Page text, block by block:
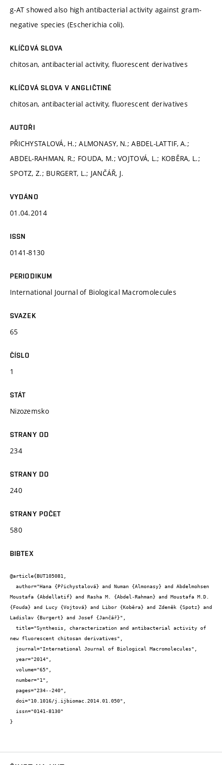
g-AT showed also high antibacterial activity against gram-
negative species (Escherichia coli).
KLÍČOVÁ SLOVA
chitosan, antibacterial activity, fluorescent derivatives
KLÍČOVÁ SLOVA V ANGLIČTINĚ
chitosan, antibacterial activity, fluorescent derivatives
AUTOŘI
PŘICHYSTALOVÁ, H.; ALMONASY, N.; ABDEL-LATTIF, A.;
ABDEL-RAHMAN, R.; FOUDA, M.; VOJTOVÁ, L.; KOBĚRA, L.;
SPOTZ, Z.; BURGERT, L.; JANČÁŘ, J.
VYDÁNO
01.04.2014
ISSN
0141-8130
PERIODIKUM
International Journal of Biological Macromolecules
SVAZEK
65
ČÍSLO
1
STÁT
Nizozemsko
STRANY OD
234
STRANY DO
240
STRANY POČET
580
BIBTEX
@article{BUT105081,
Moustafa {Abdellatif} and Rasha M. {Abdel-Rahman} and Moustafa M.D.
{Fouda} and Lucy {Vojtová} and Libor {Koběra} and Zdeněk {Spotz} and
Ladislav {Burgert} and Josef {Jančář}",
new fluorescent chitosan derivatives",
}